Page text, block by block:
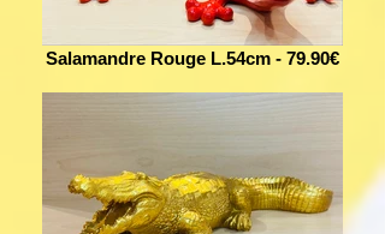
Salamandre Rouge L.54cm - 79.90€